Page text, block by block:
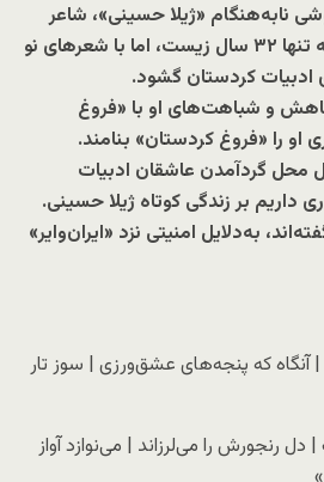
نابه‌هنگام «ژیلا حسینی»، شاعر
جوان سقزی است؛ زنی که تنها ۳۲ سال زیست، اما با شعرهای نو
ادبیات کردستان گشود.
و شباهت‌های او با «فروغ
او را «فروغ کردستان» بنامند.
گردآمدن عاشقان ادبیات
داریم بر زندگی کوتاه ژیلا حسینی.
به‌دلایل امنیتی نزد «ایران‌وایر»‌
که پنجه‌های عشق‌ورزی | سوز تار
رنجورش را می‌لرزاند | می‌نوازد آواز